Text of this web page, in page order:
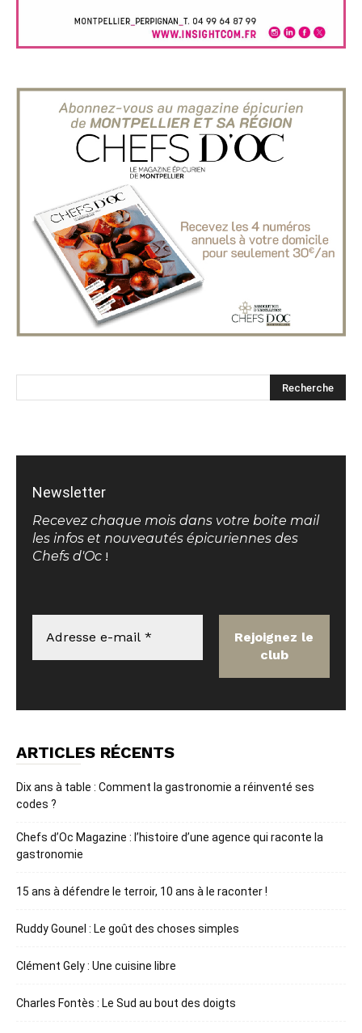
Newsletter
Recevez chaque mois dans votre boite mail
les infos et nouveautés épicuriennes des
Chefs d'Oc !
ARTICLES RÉCENTS
Dix ans à table : Comment la gastronomie a réinventé ses
codes ?
Chefs d’Oc Magazine : l’histoire d’une agence qui raconte la
gastronomie
15 ans à défendre le terroir, 10 ans à le raconter !
Ruddy Gounel : Le goût des choses simples
Clément Gely : Une cuisine libre
Charles Fontès : Le Sud au bout des doigts